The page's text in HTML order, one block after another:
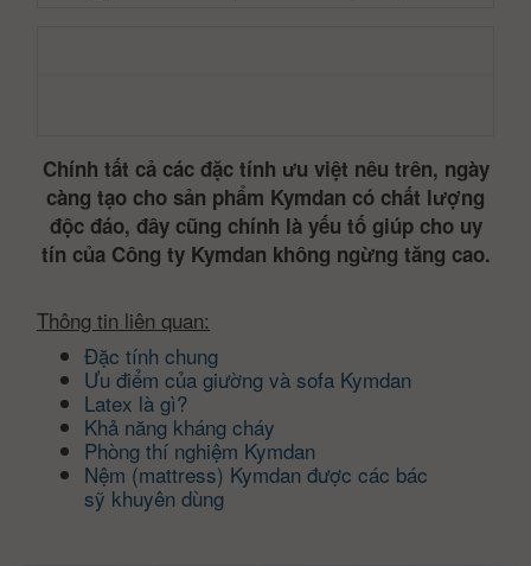
Chính tất cả các đặc tính ưu việt nêu trên, ngày
càng tạo cho sản phẩm Kymdan có chất lượng
độc đáo, đây cũng chính là yếu tố giúp cho uy
tín của Công ty Kymdan không ngừng tăng cao.
Thông tin liên quan:
Đặc tính chung
Ưu điểm của giường và sofa Kymdan
Latex là gì?
Khả năng kháng cháy
Phòng thí nghiệm Kymdan
Nệm (mattress) Kymdan được các bác
sỹ khuyên dùng